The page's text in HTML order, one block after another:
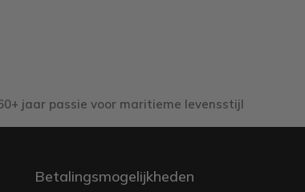
jaar passie voor maritieme levensstijl
Betalingsmogelijkheden